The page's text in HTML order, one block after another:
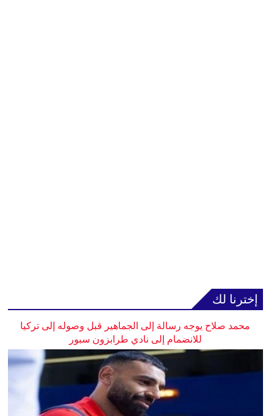
إخترنا لك
محمد صلاح يوجه رسالة إلى الجماهير قبل وصوله إلى تركيا
للانضمام إلى نادي طرابزون سبور